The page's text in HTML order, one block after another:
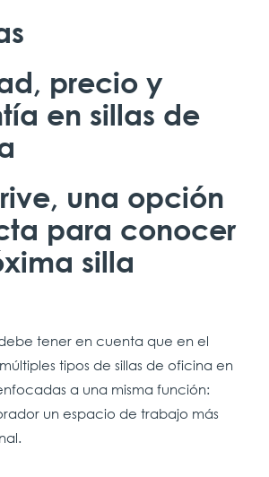
precio y
en sillas de
una opción
para conocer
silla
tener en cuenta que en el
tipos de sillas de oficina en
a una misma función:
un espacio de trabajo más